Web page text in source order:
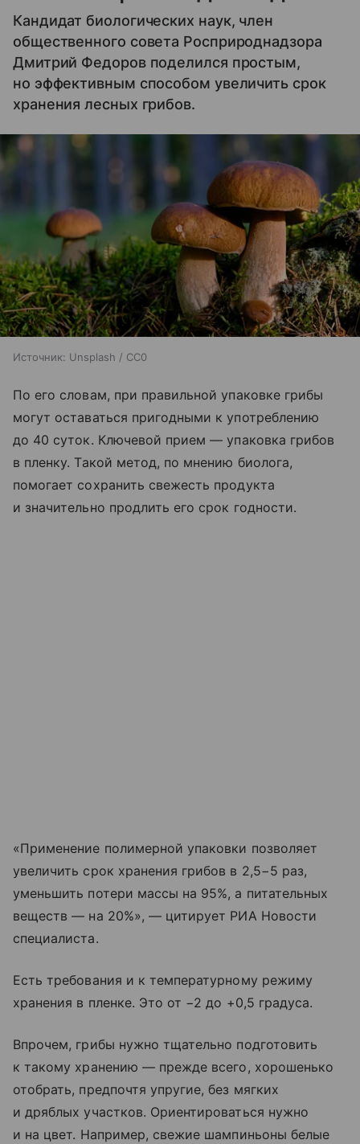
Кандидат биологических наук, член
общественного совета Росприроднадзора
Дмитрий Федоров поделился простым,
но эффективным способом увеличить срок
хранения лесных грибов.
Источник: Unsplash / CC0
По его словам, при правильной упаковке грибы
могут оставаться пригодными к употреблению
до 40 суток. Ключевой прием — упаковка грибов
в пленку. Такой метод, по мнению биолога,
помогает сохранить свежесть продукта
и значительно продлить его срок годности.
«Применение полимерной упаковки позволяет
увеличить срок хранения грибов в 2,5−5 раз,
уменьшить потери массы на 95%, а питательных
веществ — на 20%», — цитирует РИА Новости
специалиста.
Есть требования и к температурному режиму
хранения в пленке. Это от −2 до +0,5 градуса.
Впрочем, грибы нужно тщательно подготовить
к такому хранению — прежде всего, хорошенько
отобрать, предпочтя упругие, без мягких
и дряблых участков. Ориентироваться нужно
и на цвет. Например, свежие шампиньоны белые